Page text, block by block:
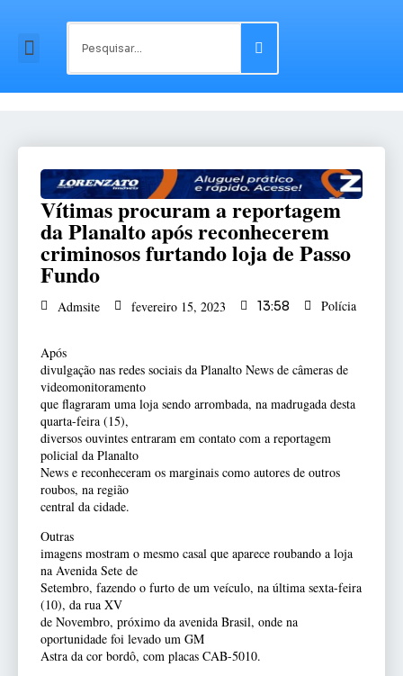
Vítimas procuram a reportagem
da Planalto após reconhecerem
criminosos furtando loja de Passo
Fundo
Admsite fevereiro 15, 2023 13:58 Polícia
Após
divulgação nas redes sociais da Planalto News de câmeras de
videomonitoramento
que flagraram uma loja sendo arrombada, na madrugada desta
quarta-feira (15),
diversos ouvintes entraram em contato com a reportagem
policial da Planalto
News e reconheceram os marginais como autores de outros
roubos, na região
central da cidade.
Outras
imagens mostram o mesmo casal que aparece roubando a loja
na Avenida Sete de
Setembro, fazendo o furto de um veículo, na última sexta-feira
(10), da rua XV
de Novembro, próximo da avenida Brasil, onde na
oportunidade foi levado um GM
Astra da cor bordô, com placas CAB-5010.